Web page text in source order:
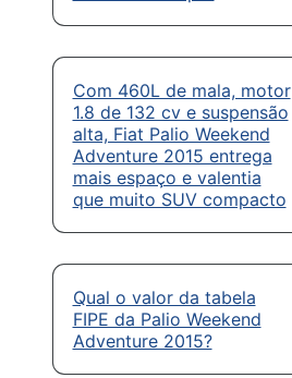
Com 460L de mala, motor
1.8 de 132 cv e suspensão
alta, Fiat Palio Weekend
Adventure 2015 entrega
mais espaço e valentia
que muito SUV compacto
Qual o valor da tabela
FIPE da Palio Weekend
Adventure 2015?